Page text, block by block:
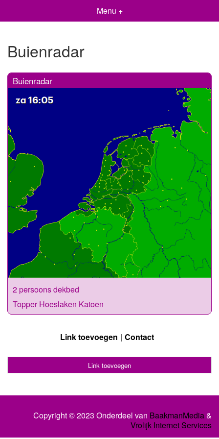
Menu +
Buienradar
Buienradar
2 persoons dekbed
Topper Hoeslaken Katoen
Link toevoegen Contact
Link toevoegen
Copyright © 2023 Onderdeel van BaakmanMedia&
Vrolijk Internet Services